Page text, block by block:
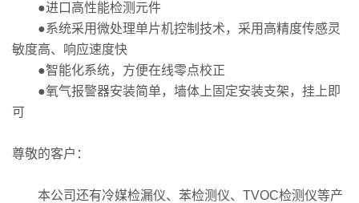
●进口高性能检测元件
●系统采用微处理单片机控制技术，采用高精度传感灵
敏度高、响应速度快
●智能化系统，方便在线零点校正
●氧气报警器安装简单，墙体上固定安装支架，挂上即
可
尊敬的客户：
本公司还有冷媒检漏仪、苯检测仪、TVOC检测仪等产